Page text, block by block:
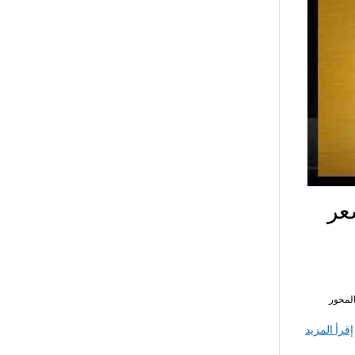
إقرأ المزيد